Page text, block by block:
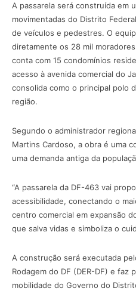
A passarela será construída em
movimentadas do Distrito
de veículos e pedestres. O
diretamente os 28 mil
conta com 15 condomínios
acesso à avenida comercial do
consolida como o principal polo
região.
Segundo o administrador
Martins Cardoso, a obra é uma
uma demanda antiga da
“A passarela da DF-463 vai
acessibilidade, conectando o
centro comercial em expansão
que salva vidas e simboliza o
A construção será executada
Rodagem do DF (DER-DF) e faz
mobilidade do Governo do